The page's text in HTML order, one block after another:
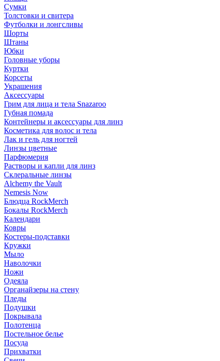
Сумки
Толстовки и свитера
Футболки и лонгсливы
Шорты
Штаны
Юбки
Головные уборы
Куртки
Корсеты
Украшения
Аксессуары
Грим для лица и тела Snazaroo
Губная помада
Контейнеры и аксессуары для линз
Косметика для волос и тела
Лак и гель для ногтей
Линзы цветные
Парфюмерия
Растворы и капли для линз
Склеральные линзы
Alchemy the Vault
Nemesis Now
Блюдца RockMerch
Бокалы RockMerch
Календари
Ковры
Костеры-подставки
Кружки
Мыло
Наволочки
Ножи
Одеяла
Органайзеры на стену
Пледы
Подушки
Покрывала
Полотенца
Постельное белье
Посуда
Прихватки